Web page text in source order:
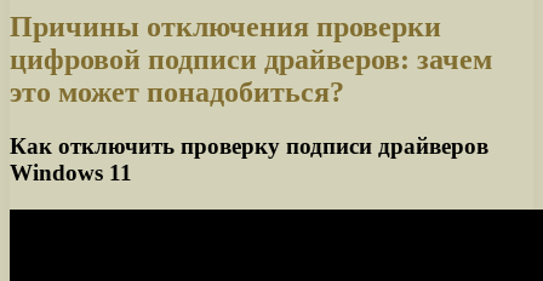
Причины отключения проверки
цифровой подписи драйверов: зачем
это может понадобиться?
Как отключить проверку подписи драйверов
Windows 11